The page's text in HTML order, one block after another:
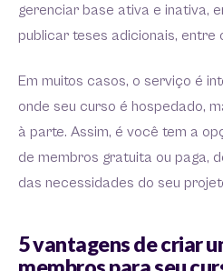
gerenciar base ativa e inativa,
publicar teses adicionais, entre
Em muitos casos, o serviço é
onde seu curso é hospedado,
à parte. Assim, é você tem a
de membros gratuita ou paga,
das necessidades do seu
5 vantagens de criar